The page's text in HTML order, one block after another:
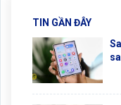
TIN GẦN ĐÂY